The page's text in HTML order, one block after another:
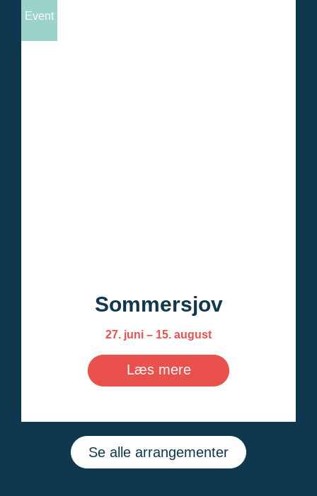
Event
Sommersjov
27. juni – 15. august
Læs mere
Se alle arrangementer